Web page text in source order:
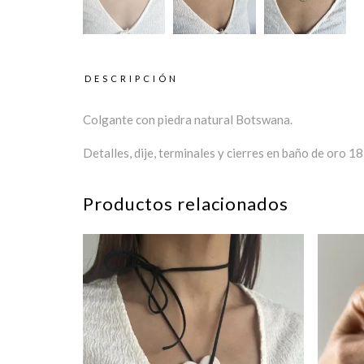
DESCRIPCIÓN
Colgante con piedra natural Botswana.
Detalles, dije, terminales y cierres en baño de oro 18
Productos relacionados